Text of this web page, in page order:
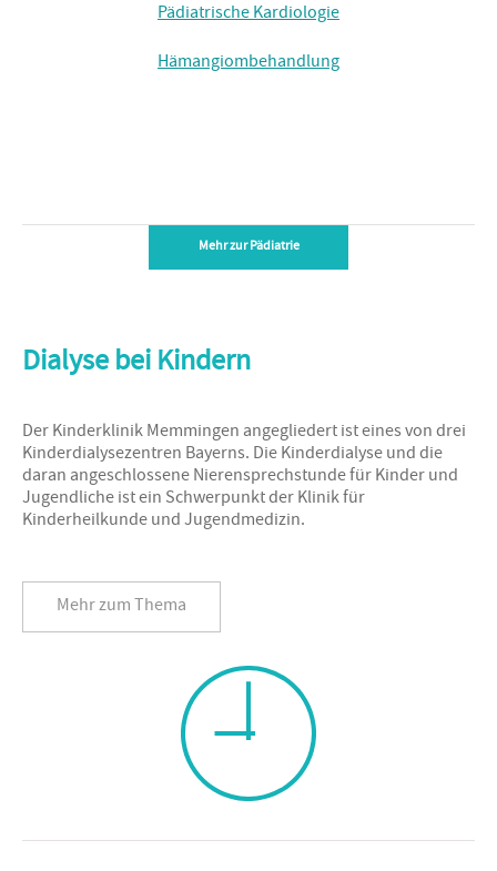
Pädiatrische Kardiologie
Hämangiombehandlung
Mehr zur Pädiatrie
Dialyse bei Kindern
Der Kinderklinik Memmingen angegliedert ist eines von drei
Kinderdialysezentren Bayerns. Die Kinderdialyse und die
daran angeschlossene Nierensprechstunde für Kinder und
Jugendliche ist ein Schwerpunkt der Klinik für
Kinderheilkunde und Jugendmedizin.
Mehr zum Thema